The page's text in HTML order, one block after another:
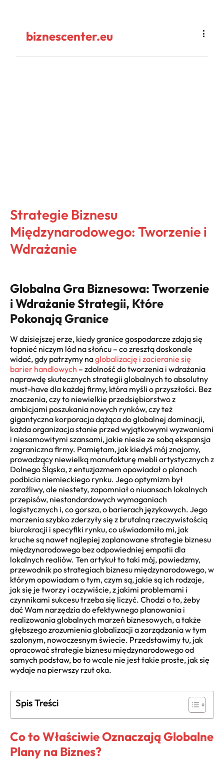
biznescenter.eu
Strategie Biznesu
Międzynarodowego: Tworzenie i
Wdrażanie
Globalna Gra Biznesowa: Tworzenie
i Wdrażanie Strategii, Które
Pokonają Granice
W dzisiejszej erze, kiedy granice gospodarcze zdają się
topnieć niczym lód na słońcu – co zresztą doskonale
widać, gdy patrzymy naglobalizację i zacieranie się
barier handlowych – zdolność do tworzenia i wdrażania
naprawdę skutecznych strategii globalnych to absolutny
must-have dla każdej firmy, która myśli o przyszłości. Bez
znaczenia, czy to niewielkie przedsiębiorstwo z
ambicjami poszukania nowych rynków, czy też
gigantyczna korporacja dążąca do globalnej dominacji,
każda organizacja stanie przed wyjątkowymi wyzwaniami
i niesamowitymi szansami, jakie niesie ze sobą ekspansja
zagraniczna firmy. Pamiętam, jak kiedyś mój znajomy,
prowadzący niewielką manufakturę mebli artystycznych z
Dolnego Śląska, z entuzjazmem opowiadał o planach
podbicia niemieckiego rynku. Jego optymizm był
zaraźliwy, ale niestety, zapomniał o niuansach lokalnych
przepisów, niestandardowych wymaganiach
logistycznych i, co gorsza, o barierach językowych. Jego
marzenia szybko zderzyły się z brutalną rzeczywistością
biurokracji i specyfiki rynku, co uświadomiło mi, jak
kruche są nawet najlepiej zaplanowane strategie biznesu
międzynarodowego bez odpowiedniej empatii dla
lokalnych realiów. Ten artykuł to taki mój, powiedzmy,
przewodnik po strategiach biznesu międzynarodowego, w
którym opowiadam o tym, czym są, jakie są ich rodzaje,
jak się je tworzy i oczywiście, z jakimi problemami i
czynnikami sukcesu trzeba się liczyć. Chodzi o to, żeby
dać Wam narzędzia do efektywnego planowania i
realizowania globalnych marzeń biznesowych, a także
głębszego zrozumienia globalizacji a zarządzania w tym
szalonym, nowoczesnym świecie. Przedstawimy tu, jak
opracować strategie biznesu międzynarodowego od
samych podstaw, bo to wcale nie jest takie proste, jak się
wydaje na pierwszy rzut oka.
Spis Treści
Co to Właściwie Oznaczają Globalne
Plany na Biznes?